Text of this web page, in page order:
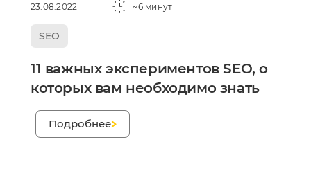
23.08.2022 ~6 минут
SEO
11 важных экспериментов SEO, о
которых вам необходимо знать
Подробнее